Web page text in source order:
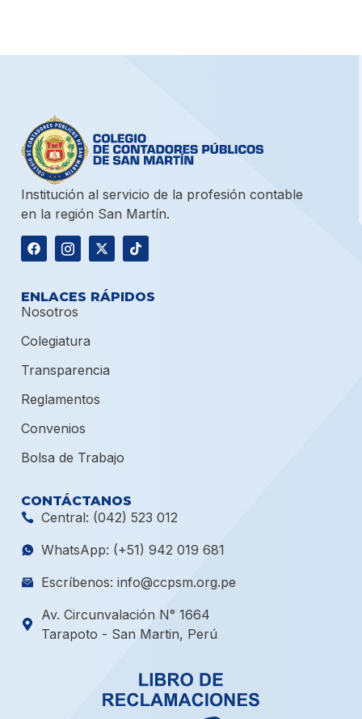
Institución al servicio de la profesión contable
en la región San Martín.
ENLACES RÁPIDOS
Nosotros
Colegiatura
Transparencia
Reglamentos
Convenios
Bolsa de Trabajo
CONTÁCTANOS
Central: (042) 523 012
WhatsApp: (+51) 942 019 681
Escríbenos: info@ccpsm.org.pe
Av. Circunvalación N° 1664
Tarapoto - San Martin, Perú